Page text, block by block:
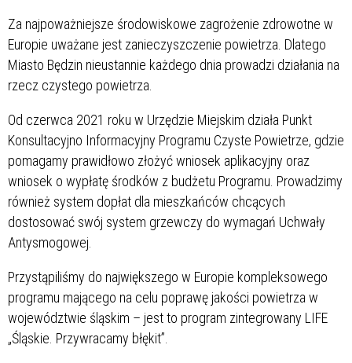
Za najpoważniejsze środowiskowe zagrożenie zdrowotne w
Europie uważane jest zanieczyszczenie powietrza. Dlatego
Miasto Będzin nieustannie każdego dnia prowadzi działania na
rzecz czystego powietrza.
Od czerwca 2021 roku w Urzędzie Miejskim działa Punkt
Konsultacyjno Informacyjny Programu Czyste Powietrze, gdzie
pomagamy prawidłowo złożyć wniosek aplikacyjny oraz
wniosek o wypłatę środków z budżetu Programu. Prowadzimy
również system dopłat dla mieszkańców chcących
dostosować swój system grzewczy do wymagań Uchwały
Antysmogowej.
Przystąpiliśmy do największego w Europie kompleksowego
programu mającego na celu poprawę jakości powietrza w
województwie śląskim – jest to program zintegrowany LIFE
„Śląskie. Przywracamy błękit”.